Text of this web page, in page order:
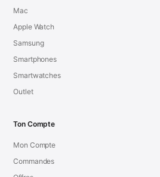
Mac
Apple Watch
Samsung
Smartphones
Smartwatches
Outlet
Ton Compte
Mon Compte
Commandes